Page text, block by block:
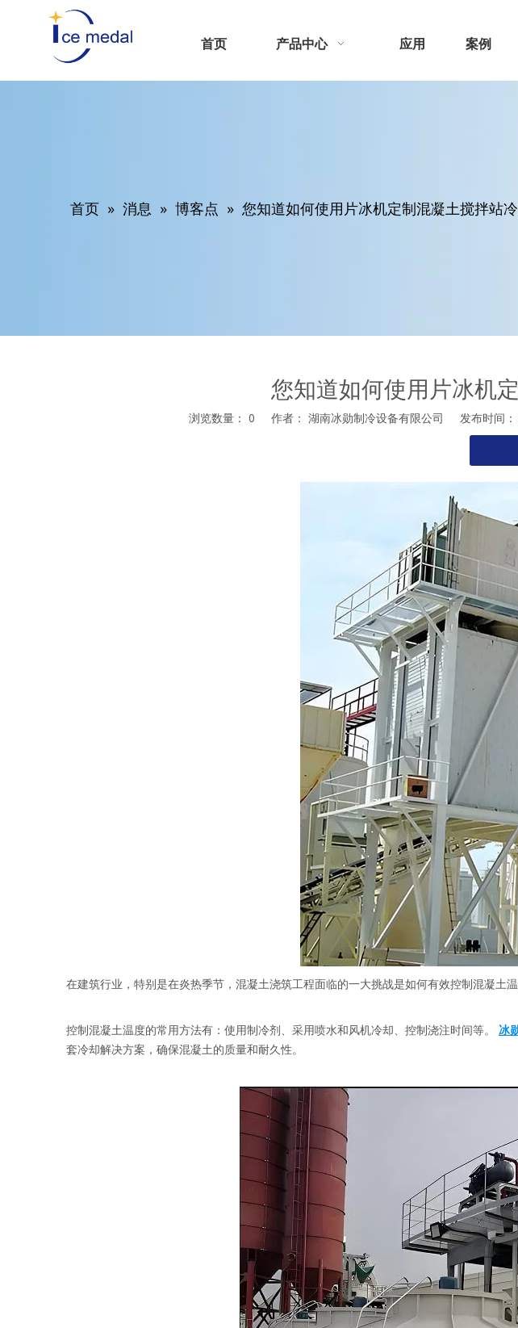
首页 产品中心 应用 案例
首页 » 消息 » 博客点 » 您知道如何使用片冰机定制混凝土搅拌站
您知道如何使用片冰机
浏览数量： 0 作者： 湖南冰勋制冷设备有限公司 发布时间
["facebook","twitter","line","wechat","linkedin","pinterest","whatsapp"]
在建筑行业，特别是在炎热季节，混凝土浇筑工程面临的一大挑战是如何有效控制混凝土
控制混凝土温度的常用方法有：使用制冷剂、采用喷水和风机冷却、控制浇注时间等。 冰
套冷却解决方案，确保混凝土的质量和耐久性。